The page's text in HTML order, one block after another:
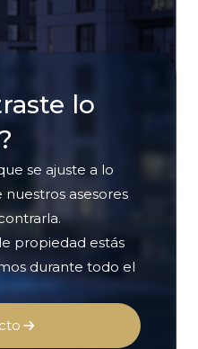
lo
se ajuste a lo
nuestros asesores
propiedad estás
durante todo el